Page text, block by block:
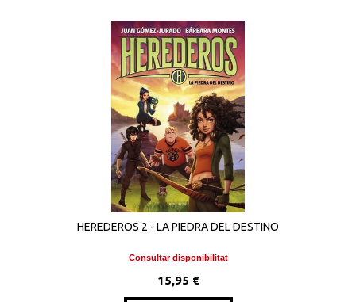
HEREDEROS 2 - LA PIEDRA DEL DESTINO
Consultar disponibilitat
15,95 €